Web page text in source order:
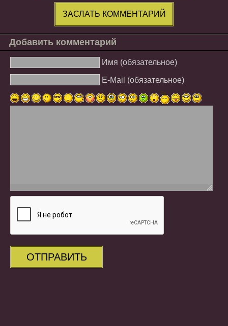
ЗАСЛАТЬ КОММЕНТАРИЙ
Добавить комментарий
Имя (обязательное)
E-Mail (обязательное)
ОТПРАВИТЬ